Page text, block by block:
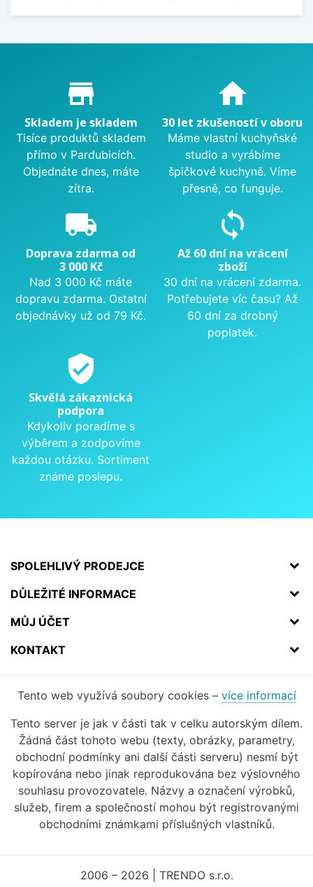
Proč nakupovat u nás?
store_mall_directory
Skladem je skladem
Tisíce produktů skladem
přímo v Pardubicích.
Objednáte dnes, máte
zítra.
home
30 let zkušeností v oboru
Máme vlastní kuchyňské
studio a vyrábíme
špičkové kuchyně. Víme
přesně, co funguje.
local_shipping
Doprava zdarma od
3 000 Kč
Nad 3 000 Kč máte
dopravu zdarma. Ostatní
objednávky už od 79 Kč.
sync
Až 60 dní na vrácení
zboží
30 dní na vrácení zdarma.
Potřebujete víc času? Až
60 dní za drobný
poplatek.
verified_user
Skvělá zákaznická
podpora
Kdykoliv poradíme s
výběrem a zodpovíme
každou otázku. Sortiment
známe poslepu.
SPOLEHLIVÝ PRODEJCE
DŮLEŽITÉ INFORMACE
MŮJ ÚČET
KONTAKT
Tento web využívá soubory cookies – více informací
Tento server je jak v části tak v celku autorským dílem.
Žádná část tohoto webu (texty, obrázky, parametry,
obchodní podmínky ani další části serveru) nesmí být
kopírována nebo jinak reprodukována bez výslovného
souhlasu provozovatele. Názvy a označení výrobků,
služeb, firem a společností mohou být registrovanými
obchodními známkami příslušných vlastníků.
2006 – 2026 | TRENDO s.r.o.